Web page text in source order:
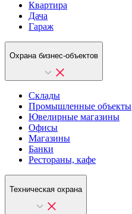
Квартира
Дача
Гараж
Охрана бизнес-объектов
Склады
Промышленные объекты
Ювелирные магазины
Офисы
Магазины
Банки
Рестораны, кафе
Техническая охрана